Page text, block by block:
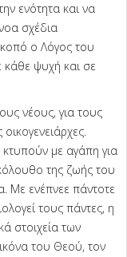
ενότητα και να
σχέδια
ο Λόγος του
κάθε ψυχή και σε
νέους, για τους
με αγάπη για
της ζωής του
Με ενέπνεε πάντοτε
τους πάντες, η
στοιχεία των
του Θεού, τον